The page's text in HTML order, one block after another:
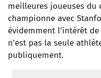
k p
meilleures joueuses du
championne avec
évidemment l’intérêt
n’est pas la seule
publiquement.